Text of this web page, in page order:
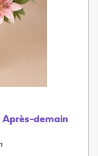
Après-demain